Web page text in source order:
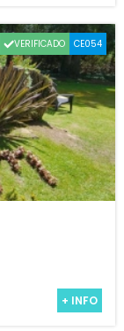
VERIFICADO CE054
+ INFO